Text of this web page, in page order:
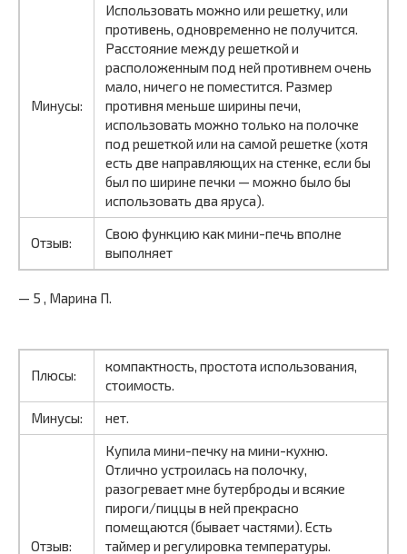
Минусы:
Использовать можно или решетку, или
противень, одновременно не получится.
Расстояние между решеткой и
расположенным под ней противнем очень
мало, ничего не поместится. Размер
противня меньше ширины печи,
использовать можно только на полочке
под решеткой или на самой решетке (хотя
есть две направляющих на стенке, если бы
был по ширине печки — можно было бы
использовать два яруса).
Отзыв:
Свою функцию как мини-печь вполне
выполняет
— 5 , Марина П.
Плюсы:
компактность, простота использования,
стоимость.
Минусы:
нет.
Отзыв:
Купила мини-печку на мини-кухню.
Отлично устроилась на полочку,
разогревает мне бутерброды и всякие
пироги/пиццы в ней прекрасно
помещаются (бывает частями). Есть
таймер и регулировка температуры.